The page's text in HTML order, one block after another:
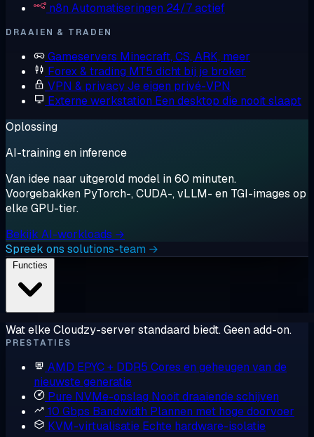
n8n Automatiseringen 24/7 actief
DRAAIEN & TRADEN
Gameservers Minecraft, CS, ARK, meer
Forex & trading MT5 dicht bij je broker
VPN & privacyJe eigen privé-VPN
Externe werkstation Een desktop die nooit slaapt
Oplossing
AI-training en inference
Van idee naar uitgerold model in 60 minuten.
Voorgebakken PyTorch-, CUDA-, vLLM- en TGI-images op
elke GPU-tier.
Bekijk AI-workloads →
Spreek ons solutions-team →
Wat elke Cloudzy-server standaard biedt. Geen add-on.
PRESTATIES
AMD EPYC + DDR5 Cores en geheugen van de
nieuwste generatie
Pure NVMe-opslag Nooit draaiende schijven
10 Gbps Bandwidth Plannen met hoge doorvoer
KVM-virtualisatie Echte hardware-isolatie